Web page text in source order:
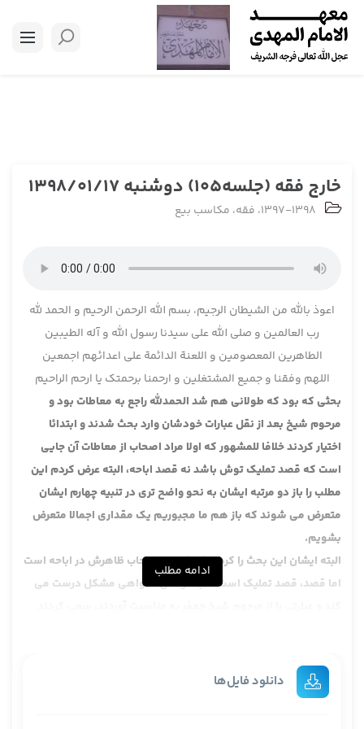
خارج فقه (جلسه105) دوشنبه 1398/01/17
1397-1398، فقه، مکاسب بیع
اعوذ بالله من الشیطان الرجیم، بسم الله الرحمن الرحیم و الحمد لله
رب العالمین و صلی الله علی سیدنا رسول الله و آله الطیبین
الطاهرین المعصومین و اللعنة الدائمة علی اعدائهم اجمعین
اللهم وفقنا و جمیع المشتغلین و ارحمنا برحمتک یا ارحم الراحیم
بحثی که بود که طولانی هم شد الحمدلله راجع به معاطات بود و
مرحوم شیخ بعد از نقل عبارات خودشان وارد بحث شدند و ابتدائا
اختیار کردند خلافا للمشهور که اولا مراد اصحاب از معاطات آن جایی
است که قصد تملیک توش باشد نه قصد اباحه، البته عرض کردم این
مطلب را باز دو مرتبه ایشان به نحو واضح تری در تنبیه چهارم ایشان
متعرض می شوند که باز هم ما مجبوریم یک مقداری اجمالا متعرض
بشویم.
البته ایشان این بحث را کردند که کلمات اصحاب ظاهرش در اباحه است
اما قصد، قصد تملیک است، خب خواهی نخواهی مشکل درست می
ثالثا بگوید، همین که انسان یک معامله ای را به یک قصدی انجام
بدهد لکن خلاف آن واقع بشود خود این مشکل زاست، نمی خواهد
ادامه مطلب
دانلود فایل‌ها